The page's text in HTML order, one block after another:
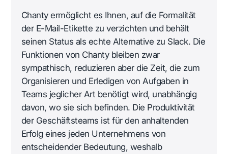
Chanty ermöglicht es Ihnen, auf die Formalität
der E-Mail-Etikette zu verzichten und behält
seinen Status als echte Alternative zu Slack. Die
Funktionen von Chanty bleiben zwar
sympathisch, reduzieren aber die Zeit, die zum
Organisieren und Erledigen von Aufgaben in
Teams jeglicher Art benötigt wird, unabhängig
davon, wo sie sich befinden. Die Produktivität
der Geschäftsteams ist für den anhaltenden
Erfolg eines jeden Unternehmens von
entscheidender Bedeutung, weshalb